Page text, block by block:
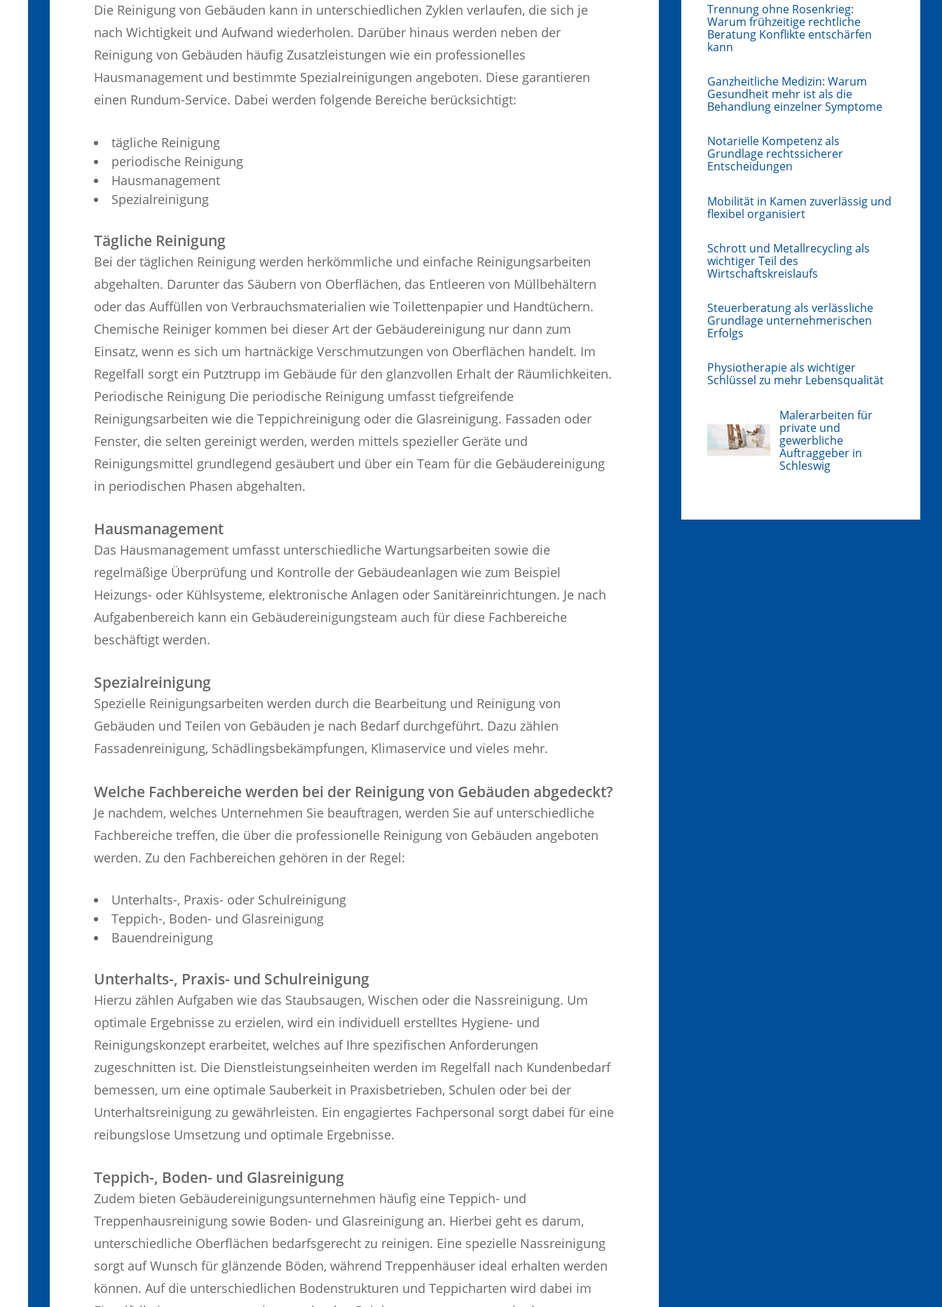
Die Reinigung von Gebäuden kann in unterschiedlichen Zyklen verlaufen, die sich je
nach Wichtigkeit und Aufwand wiederholen. Darüber hinaus werden neben der
Reinigung von Gebäuden häufig Zusatzleistungen wie ein professionelles
Hausmanagement und bestimmte Spezialreinigungen angeboten. Diese garantieren
einen Rundum-Service. Dabei werden folgende Bereiche berücksichtigt:
tägliche Reinigung
periodische Reinigung
Hausmanagement
Spezialreinigung
Tägliche Reinigung
Bei der täglichen Reinigung werden herkömmliche und einfache Reinigungsarbeiten
abgehalten. Darunter das Säubern von Oberflächen, das Entleeren von Müllbehältern
oder das Auffüllen von Verbrauchsmaterialien wie Toilettenpapier und Handtüchern.
Chemische Reiniger kommen bei dieser Art der Gebäudereinigung nur dann zum
Einsatz, wenn es sich um hartnäckige Verschmutzungen von Oberflächen handelt. Im
Regelfall sorgt ein Putztrupp im Gebäude für den glanzvollen Erhalt der Räumlichkeiten.
Periodische Reinigung Die periodische Reinigung umfasst tiefgreifende
Reinigungsarbeiten wie die Teppichreinigung oder die Glasreinigung. Fassaden oder
Fenster, die selten gereinigt werden, werden mittels spezieller Geräte und
Reinigungsmittel grundlegend gesäubert und über ein Team für die Gebäudereinigung
in periodischen Phasen abgehalten.
Hausmanagement
Das Hausmanagement umfasst unterschiedliche Wartungsarbeiten sowie die
regelmäßige Überprüfung und Kontrolle der Gebäudeanlagen wie zum Beispiel
Heizungs- oder Kühlsysteme, elektronische Anlagen oder Sanitäreinrichtungen. Je nach
Aufgabenbereich kann ein Gebäudereinigungsteam auch für diese Fachbereiche
beschäftigt werden.
Spezialreinigung
Spezielle Reinigungsarbeiten werden durch die Bearbeitung und Reinigung von
Gebäuden und Teilen von Gebäuden je nach Bedarf durchgeführt. Dazu zählen
Fassadenreinigung, Schädlingsbekämpfungen, Klimaservice und vieles mehr.
Welche Fachbereiche werden bei der Reinigung von Gebäuden abgedeckt?
Je nachdem, welches Unternehmen Sie beauftragen, werden Sie auf unterschiedliche
Fachbereiche treffen, die über die professionelle Reinigung von Gebäuden angeboten
werden. Zu den Fachbereichen gehören in der Regel:
Unterhalts-, Praxis- oder Schulreinigung
Teppich-, Boden- und Glasreinigung
Bauendreinigung
Unterhalts-, Praxis- und Schulreinigung
Hierzu zählen Aufgaben wie das Staubsaugen, Wischen oder die Nassreinigung. Um
optimale Ergebnisse zu erzielen, wird ein individuell erstelltes Hygiene- und
Reinigungskonzept erarbeitet, welches auf Ihre spezifischen Anforderungen
zugeschnitten ist. Die Dienstleistungseinheiten werden im Regelfall nach Kundenbedarf
bemessen, um eine optimale Sauberkeit in Praxisbetrieben, Schulen oder bei der
Unterhaltsreinigung zu gewährleisten. Ein engagiertes Fachpersonal sorgt dabei für eine
reibungslose Umsetzung und optimale Ergebnisse.
Teppich-, Boden- und Glasreinigung
Zudem bieten Gebäudereinigungsunternehmen häufig eine Teppich- und
Treppenhausreinigung sowie Boden- und Glasreinigung an. Hierbei geht es darum,
unterschiedliche Oberflächen bedarfsgerecht zu reinigen. Eine spezielle Nassreinigung
sorgt auf Wunsch für glänzende Böden, während Treppenhäuser ideal erhalten werden
können. Auf die unterschiedlichen Bodenstrukturen und Teppicharten wird dabei im
Trennung ohne Rosenkrieg:
Warum frühzeitige rechtliche
Beratung Konflikte entschärfen
kann
Ganzheitliche Medizin: Warum
Gesundheit mehr ist als die
Behandlung einzelner Symptome
Notarielle Kompetenz als
Grundlage rechtssicherer
Entscheidungen
Mobilität in Kamen zuverlässig und
flexibel organisiert
Schrott und Metallrecycling als
wichtiger Teil des
Wirtschaftskreislaufs
Steuerberatung als verlässliche
Grundlage unternehmerischen
Erfolgs
Physiotherapie als wichtiger
Schlüssel zu mehr Lebensqualität
Malerarbeiten für
private und
gewerbliche
Auftraggeber in
Schleswig